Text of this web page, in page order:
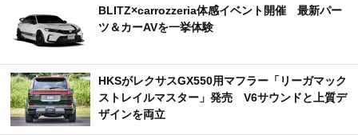
BLITZ×carrozzeria体感イベント開催 最新パー
ツ＆カーAVを一挙体験
HKSがレクサスGX550用マフラー「リーガマック
ストレイルマスター」発売 V6サウンドと上質デ
ザインを両立